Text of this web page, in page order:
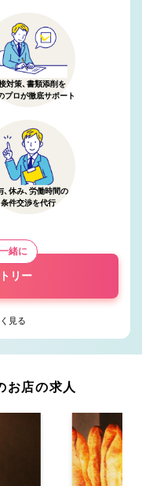
対策、書類添削を
プロが徹底サポート
、休み、労働時間の
条件交渉を代行
緒に
リー
見る
お店の求人